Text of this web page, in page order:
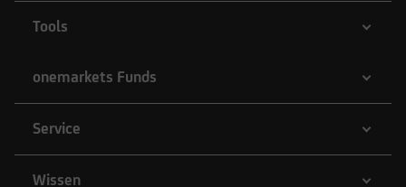
Tools
onemarkets Funds
Service
Wissen